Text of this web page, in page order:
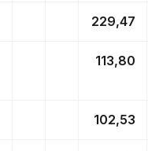
229,47
113,80
102,53